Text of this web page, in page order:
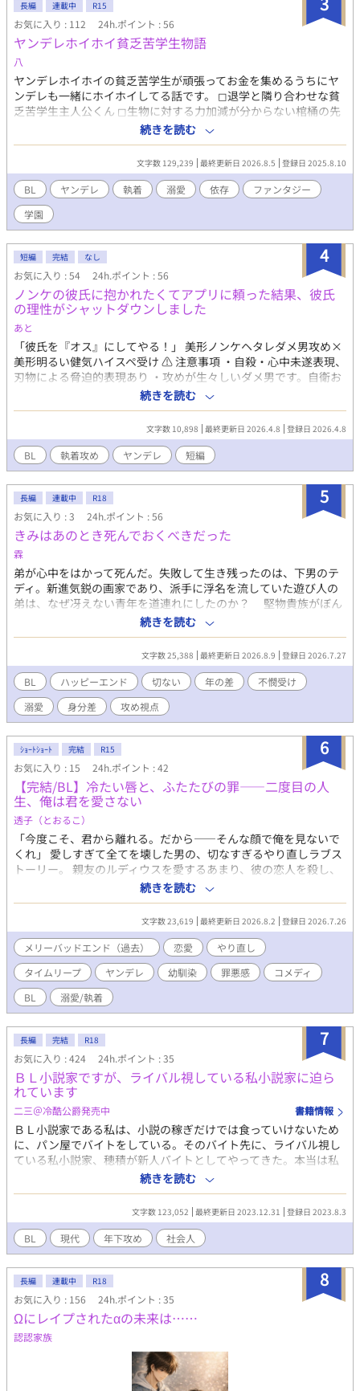
長編 連載中 R15
お気に入り : 112 24h.ポイント : 56
ヤンデレホイホイ貧乏苦学生物語
八
ヤンデレホイホイの貧乏苦学生が頑張ってお金を集めるうちにヤ
ンデレも一緒にホイホイしてる話です。 ◻︎退学と隣り合わせな貧
乏苦学生主人公くん ◻︎生物に対する力加減が分からない棺桶の先
輩 ◻︎消灯の時間に起きてたら平手をかます童貞の同級生 ◻︎無断で
魂の融合(禁術）をはかる蛇使いの雇い主 ◻︎心中と去勢究極の二択
を迫る激ヤバカルト村出身の煙草屋 ◻︎家を燃やした前科がある学
歴厨の異父兄 愉快なヤンデレたちとおくる、ハッピー(不穏)ラッ
キー(隠語)キラキラ(？)学園ライフ！ 「食欲と快楽に流される
僕が毎夜幼馴染くんによしよし甘やかされる」 「幼馴染は俺の神
さま」 上記2作品と同一世界ですが単品でお読みいただけます。
R15は保険です。 pixivにも投稿しています。 書き溜めていた分の
投稿が終わりましたので、しばらく不定期更新になります。気長
にお待ちください！(r8.1.2)
続きを読む
文字数 129,239 最終更新日 2026.8.5 登録日 2025.8.10
BL ヤンデレ 執着 溺愛 依存
ファンタジー
学園
4
短編 完結 なし
お気に入り : 54 24h.ポイント : 56
ノンケの彼氏に抱かれたくてアプリに頼った結果、彼氏
の理性がシャットダウンしました
あと
「彼氏を『オス』にしてやる！」 美形ノンケヘタレダメ男攻め×
美形明るい健気ハイスペ受け ⚠️ 注意事項 ・自殺・心中未遂表現、
刃物による脅迫的表現あり ・攻めが生々しいダメ男です。自衛お
願いします。 ・外見描写（輪郭や造形）がありますが、特定の容
姿を否定する意図は一切ございません。 ・直接的ではありません
が、テーマの性質上、精神的に大人向けの内容を含みます。 ・純
愛やハッピーエンドの定義が広い方向けです。 あまりにも高い壁
が執着によって壊される瞬間に興味がある方、どうぞ <あらすじ>
ノンケの攻めは受けを抱くことをしない。欲求不満になった受け
は、友人に相談したところ、あるアプリをお勧めされる。そのア
プリによると、攻めの好みをトレースすればいいと言われ…？ <名
前> 攻め:高嶺航 受け:波野結人 <各種リンク> 🎁FANBOX（先行公
開／プロフィール／裏設定／後日談など)
https://ato1125.fanbox.cc/ 📝アンケート（無料／全問回答不
要）(約3〜5分程度)
https://docs.google.com/forms/d/
ZI1v3mG69QZFaI/viewform 💌マシュマロ（感想など）
https://marshmallow-qa.com/o5nica2eaphly4s?
t=KDh5n5&utm_medium=url_text&utm_source=promotion ※
誤字脱字・表現の修正はサイレントで行う場合があります。 ※タ
グは定期的に整理します。 ※批判・中傷コメントはご遠慮くださ
い。
続きを読む
文字数 10,898 最終更新日 2026.4.8 登録日 2026.4.8
BL 執着攻め ヤンデレ 短編
5
長編 連載中 R18
お気に入り : 3 24h.ポイント : 56
きみはあのとき死んでおくべきだった
霖
弟が心中をはかって死んだ。失敗して生き残ったのは、下男のテ
ディ。新進気鋭の画家であり、派手に浮名を流していた遊び人の
弟は、なぜ冴えない青年を道連れにしたのか？ 堅物貴族がぼん
やり下男にはまってめろめろになるお話です。 ※中編の予定で
す。 ※ほかのサイトにも同時に投稿しています。
続きを読む
文字数 25,388 最終更新日 2026.8.9 登録日 2026.7.27
BL ハッピーエンド 切ない 年の差
不憫受け
溺愛
身分差 攻め視点
6
ｼｮｰﾄｼｮｰﾄ 完結 R15
お気に入り : 15 24h.ポイント : 42
​​【完結/BL】冷たい唇と、ふたたびの罪——二度目の人
生、俺は君を愛さない
透子（とおるこ）
「今度こそ、君から離れる。だから——そんな顔で俺を見ないで
くれ」 愛しすぎて全てを壊した男の、切なすぎるやり直しラブス
トーリー。 ​親友のルディウスを愛するあまり、彼の恋人を殺し、
彼を絶望に追いやって心中したエミル。 死んだはずの彼が目を覚
ますと、そこは二人が出会ったばかりの少年時代だった。 ​「二度
と二人には近づかない」 罪悪感に苛まれるエミルは、悲劇の未来
を回避するため、冷たくルディウスを突き放そうとする。 ​しか
し、何も覚えていない（はずの）純粋なルディウスは、なぜか必
死にエミルを追いかけてきて——？
続きを読む
文字数 23,619 最終更新日 2026.8.2 登録日 2026.7.26
メリーバッドエンド（過去） 恋愛
やり直し
タイムリープ
ヤンデレ 幼馴染 罪悪感
コメディ
BL
溺愛/執着
7
長編 完結 R18
お気に入り : 424 24h.ポイント : 35
ＢＬ小説家ですが、ライバル視している私小説家に迫ら
れています
二三＠冷酷公爵発売中 書籍情報
ＢＬ小説家である私は、小説の稼ぎだけでは食っていけないため
に、パン屋でバイトをしている。そのバイト先に、ライバル視し
ている私小説家、穂積が新人バイトとしてやってきた。本当は私
小説家志望である私は、BL小説家であることを隠し、嫉妬を覚え
ながら穂積と一緒に働く。そんな私の心中も知らず、穂積は私に
好きだのタイプだのと、積極的にアプローチしてくる。ある日、
私がBL小説家であることが穂積にばれてしまい…？ ※タイトルを
変更しました。（旧題 BL小説家と私小説家がパン屋でバイトし
たらこうなった）2025.5.21
続きを読む
文字数 123,052 最終更新日 2023.12.31 登録日 2023.8.3
BL 現代 年下攻め 社会人
8
長編 連載中 R18
お気に入り : 156 24h.ポイント : 35
Ωにレイプされたαの未来は……
認認家族